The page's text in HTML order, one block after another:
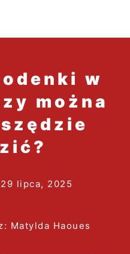
w
można
29 lipca, 2025
Matylda Haoues